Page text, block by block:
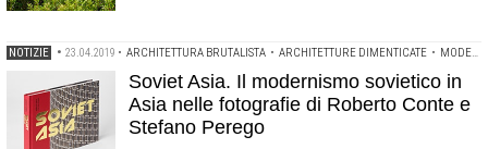
NOTIZIE • 23.04.2019 • ARCHITETTURA BRUTALISTA • ARCHITETTURE DIMENTICATE • MODERNISMO SOVIETICO
Soviet Asia. Il modernismo sovietico in
Asia nelle fotografie di Roberto Conte e
Stefano Perego